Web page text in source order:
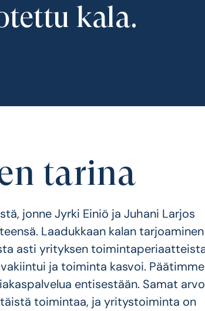
kala.
tarina
jonne Jyrki Einiö ja Juhani Larjos
Laadukkaan kalan tarjoaminen
asti yrityksen
ja toiminta kasvoi. Päätimme
entisestään. Samat
toimintaa, ja yritystoiminta on